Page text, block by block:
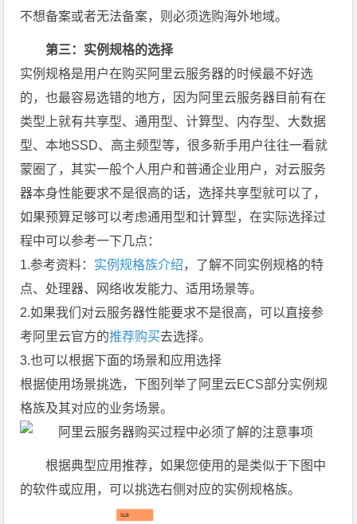
不想备案或者无法备案，则必须选购海外地域。
第三：实例规格的选择
实例规格是用户在购买阿里云服务器的时候最不好选
的，也最容易选错的地方，因为阿里云服务器目前有在
类型上就有共享型、通用型、计算型、内存型、大数据
型、本地SSD、高主频型等，很多新手用户往往一看就
蒙圈了，其实一般个人用户和普通企业用户，对云服务
器本身性能要求不是很高的话，选择共享型就可以了，
如果预算足够可以考虑通用型和计算型，在实际选择过
程中可以参考一下几点：
1.参考资料： 实例规格族介绍，了解不同实例规格的特
点、处理器、网络收发能力、适用场景等。
2.如果我们对云服务器性能要求不是很高，可以直接参
考阿里云官方的推荐购买去选择。
3.也可以根据下面的场景和应用选择
根据使用场景挑选，下图列举了阿里云ECS部分实例规
格族及其对应的业务场景。
根据典型应用推荐，如果您使用的是类似于下图中
的软件或应用，可以挑选右侧对应的实例规格族。